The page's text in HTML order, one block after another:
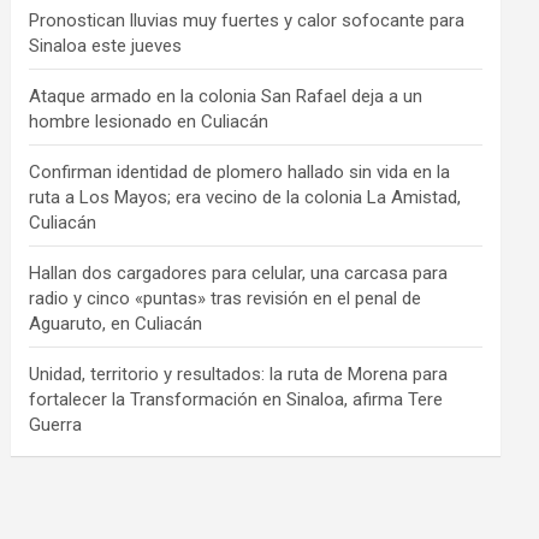
Pronostican lluvias muy fuertes y calor sofocante para
Sinaloa este jueves
Ataque armado en la colonia San Rafael deja a un
hombre lesionado en Culiacán
Confirman identidad de plomero hallado sin vida en la
ruta a Los Mayos; era vecino de la colonia La Amistad,
Culiacán
Hallan dos cargadores para celular, una carcasa para
radio y cinco «puntas» tras revisión en el penal de
Aguaruto, en Culiacán
Unidad, territorio y resultados: la ruta de Morena para
fortalecer la Transformación en Sinaloa, afirma Tere
Guerra